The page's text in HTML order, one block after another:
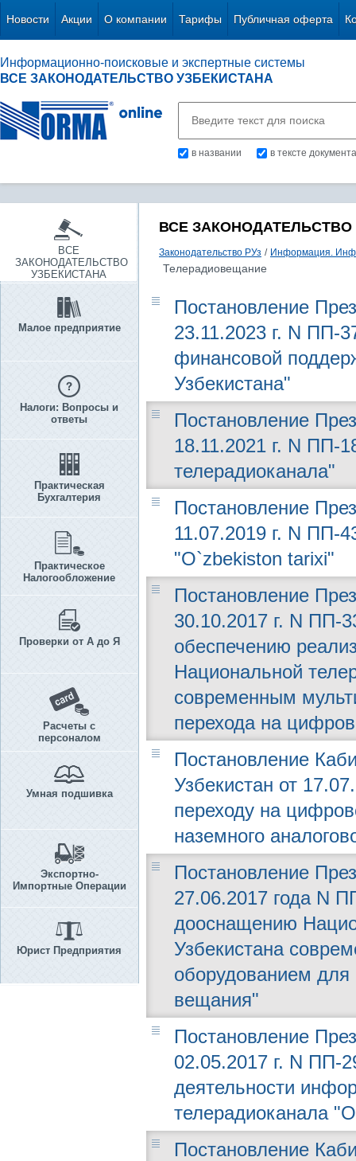
Новости Акции О компании Тарифы Публичная оферта
Информационно-поисковые и экспертные системы
ВСЕ ЗАКОНОДАТЕЛЬСТВО УЗБЕКИСТАНА
в названии в тексте документа
ВСЕ
ЗАКОНОДАТЕЛЬСТВО
УЗБЕКИСТАНА
Малое предприятие
Налоги: Вопросы и
ответы
Практическая
Бухгалтерия
Практическое
Налогообложение
Проверки от А до Я
Расчеты с
персоналом
Умная подшивка
Экспортно-
Импортные Операции
Юрист Предприятия
ВСЕ ЗАКОНОДАТЕЛЬСТВО
Законодательство РУз / Информация.
Телерадиовещание
Постановление
23.11.2023 г. N ПП-
финансовой
Узбекистана"
Постановление
18.11.2021 г. N ПП-
телерадиоканала"
Постановление
11.07.2019 г. N ПП-
"O`zbekiston tarixi"
Постановление
30.10.2017 г. N ПП-
обеспечению
Национальной
современным
перехода на
Постановление
Узбекистан от
переходу на
наземного
Постановление
27.06.2017 года N
дооснащению
Узбекистана
оборудованием
вещания"
Постановление
02.05.2017 г. N ПП-
деятельности
телерадиоканала
Постановление